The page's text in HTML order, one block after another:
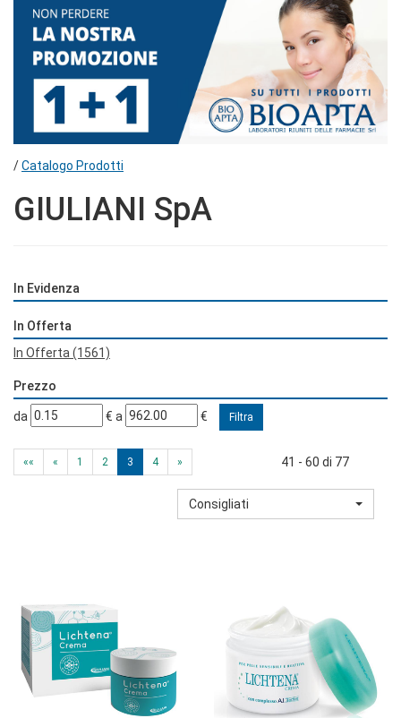
/Catalogo Prodotti
GIULIANI SpA
In Evidenza
In Offerta
In Offerta (1561)
Prezzo
filtra
da € filtra
a €
«« « 1 2 3 4 » 41 - 60 di 77
Consigliati